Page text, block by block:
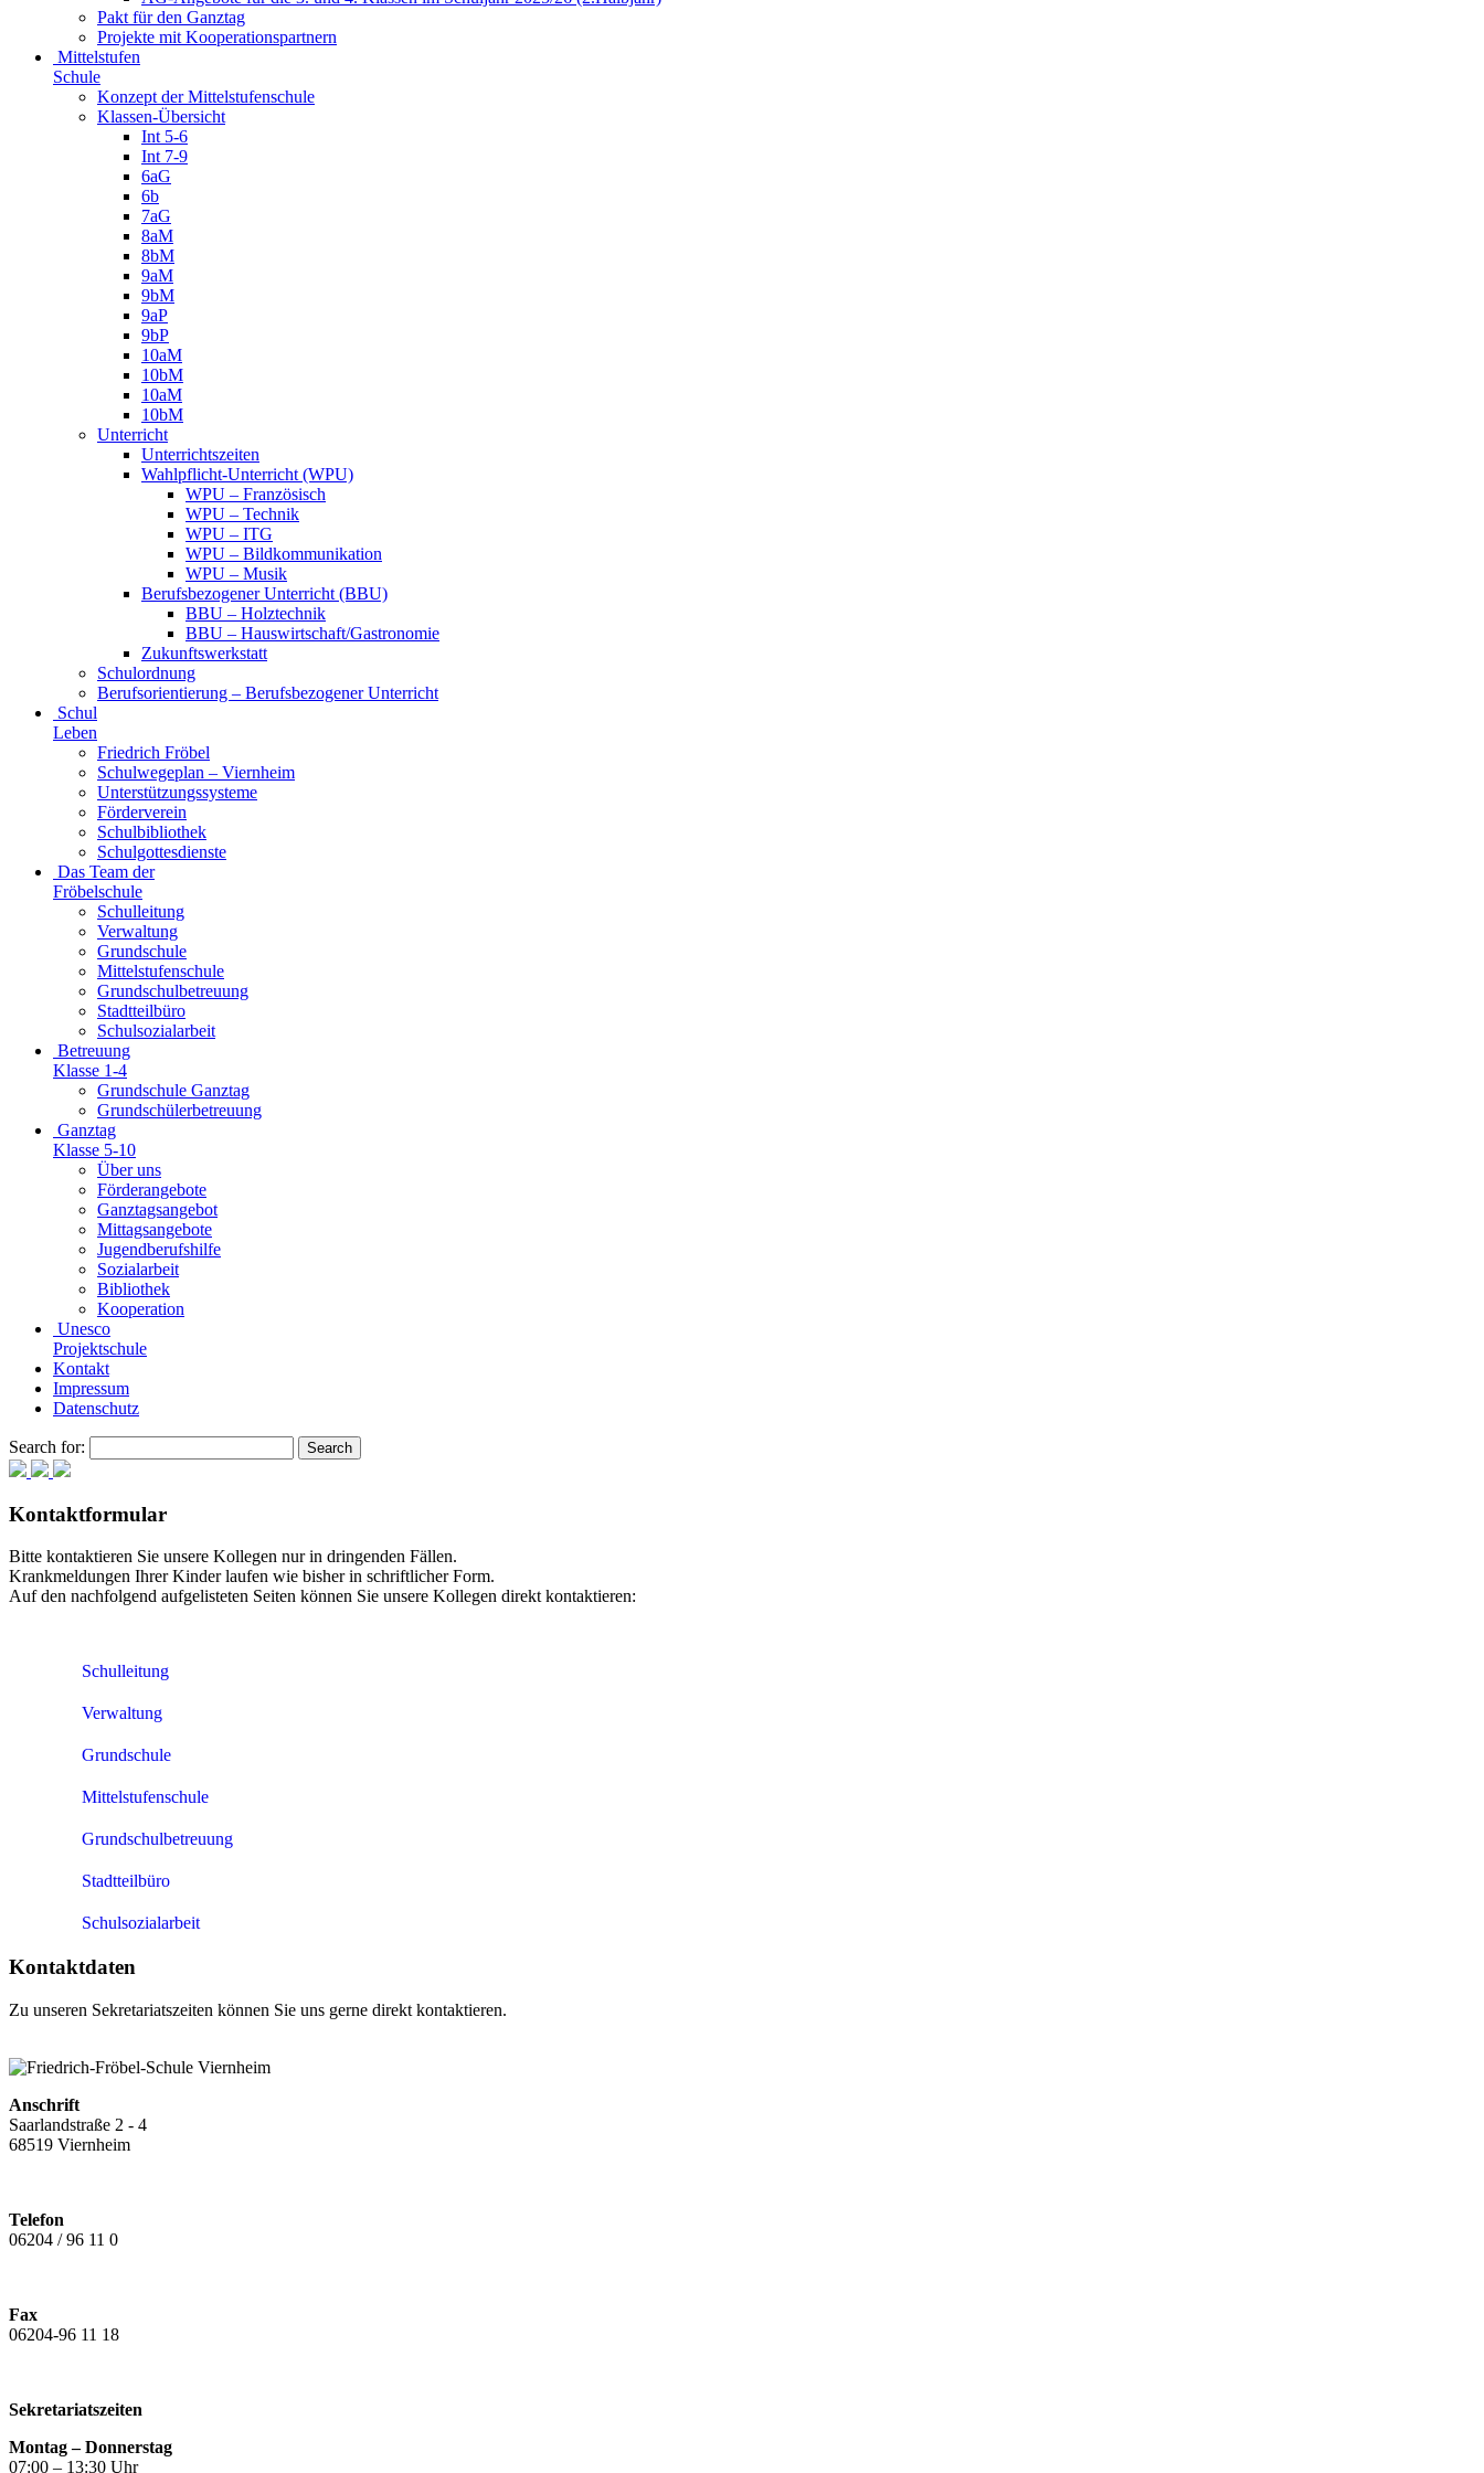
Pakt für den Ganztag
Projekte mit Kooperationspartnern
Mittelstufen
Schule
Konzept der Mittelstufenschule
Klassen-Übersicht
Int 5-6
Int 7-9
6aG
6b
7aG
8aM
8bM
9aM
9bM
9aP
9bP
10aM
10bM
10aM
10bM
Unterricht
Unterrichtszeiten
Wahlpflicht-Unterricht (WPU)
WPU – Französisch
WPU – Technik
WPU – ITG
WPU – Bildkommunikation
WPU – Musik
Berufsbezogener Unterricht (BBU)
BBU – Holztechnik
BBU – Hauswirtschaft/Gastronomie
Zukunftswerkstatt
Schulordnung
Berufsorientierung – Berufsbezogener Unterricht
Schul
Leben
Friedrich Fröbel
Schulwegeplan – Viernheim
Unterstützungssysteme
Förderverein
Schulbibliothek
Schulgottesdienste
Das Team der
Fröbelschule
Schulleitung
Verwaltung
Grundschule
Mittelstufenschule
Grundschulbetreuung
Stadtteilbüro
Schulsozialarbeit
Betreuung
Klasse 1-4
Grundschule Ganztag
Grundschülerbetreuung
Ganztag
Klasse 5-10
Über uns
Förderangebote
Ganztagsangebot
Mittagsangebote
Jugendberufshilfe
Sozialarbeit
Bibliothek
Kooperation
Unesco
Projektschule
Kontakt
Impressum
Datenschutz
Search for:
Kontaktformular
Bitte kontaktieren Sie unsere Kollegen nur in dringenden Fällen.
Krankmeldungen Ihrer Kinder laufen wie bisher in schriftlicher Form.
Auf den nachfolgend aufgelisteten Seiten können Sie unsere Kollegen direkt kontaktieren:
Schulleitung
Verwaltung
Grundschule
Mittelstufenschule
Grundschulbetreuung
Stadtteilbüro
Schulsozialarbeit
Kontaktdaten
Zu unseren Sekretariatszeiten können Sie uns gerne direkt kontaktieren.
Anschrift
Saarlandstraße 2 - 4
68519 Viernheim
Telefon
06204 / 96 11 0
Fax
06204-96 11 18
Sekretariatszeiten
Montag – Donnerstag
07:00 – 13:30 Uhr